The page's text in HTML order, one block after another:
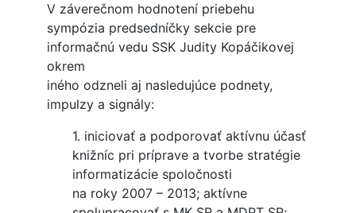
V záverečnom hodnotení priebehu
sympózia predsedníčky sekcie pre
informačnú vedu SSK Judity Kopáčikovej
okrem
iného odzneli aj nasledujúce podnety,
impulzy a signály:
1. iniciovať a podporovať aktívnu účasť
knižníc pri príprave a tvorbe stratégie
informatizácie spoločnosti
na roky 2007 – 2013; aktívne